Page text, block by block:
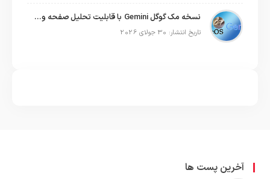
نسخه مک گوگل Gemini با قابلیت تحلیل صفحه و دستورات صوتی در به‌روزرسانی جدید
تاریخ انتشار: 30 جولای 2026
آخرین پست ها